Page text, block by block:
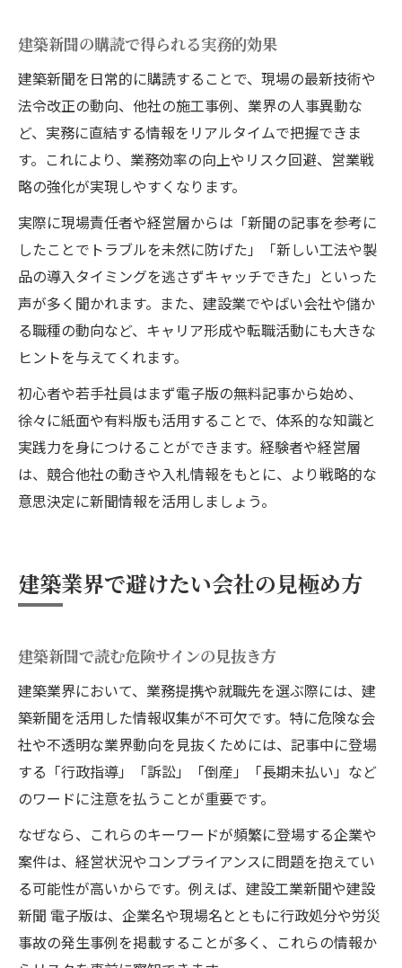
建築新聞の購読で得られる実務的効果
建築新聞を日常的に購読することで、現場の最新技術や
法令改正の動向、他社の施工事例、業界の人事異動な
ど、実務に直結する情報をリアルタイムで把握できま
す。これにより、業務効率の向上やリスク回避、営業戦
略の強化が実現しやすくなります。
実際に現場責任者や経営層からは「新聞の記事を参考に
したことでトラブルを未然に防げた」「新しい工法や製
品の導入タイミングを逃さずキャッチできた」といった
声が多く聞かれます。また、建設業でやばい会社や儲か
る職種の動向など、キャリア形成や転職活動にも大きな
ヒントを与えてくれます。
初心者や若手社員はまず電子版の無料記事から始め、
徐々に紙面や有料版も活用することで、体系的な知識と
実践力を身につけることができます。経験者や経営層
は、競合他社の動きや入札情報をもとに、より戦略的な
意思決定に新聞情報を活用しましょう。
建築業界で避けたい会社の見極め方
建築新聞で読む危険サインの見抜き方
建築業界において、業務提携や就職先を選ぶ際には、建
築新聞を活用した情報収集が不可欠です。特に危険な会
社や不透明な業界動向を見抜くためには、記事中に登場
する「行政指導」「訴訟」「倒産」「長期未払い」など
のワードに注意を払うことが重要です。
なぜなら、これらのキーワードが頻繁に登場する企業や
案件は、経営状況やコンプライアンスに問題を抱えてい
る可能性が高いからです。例えば、建設工業新聞や建設
新聞 電子版は、企業名や現場名とともに行政処分や労災
事故の発生事例を掲載することが多く、これらの情報か